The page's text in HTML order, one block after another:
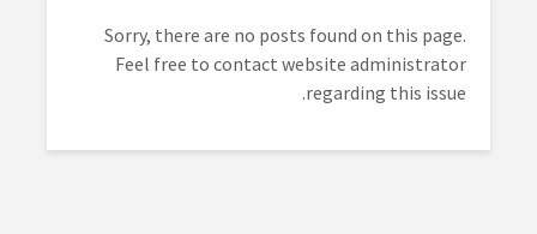
Sorry, there are no posts found on this page.
Feel free to contact website administrator
regarding this issue.